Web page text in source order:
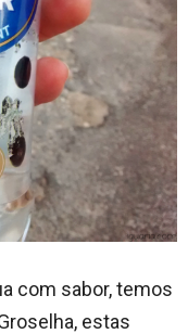
com sabor, temos
estas